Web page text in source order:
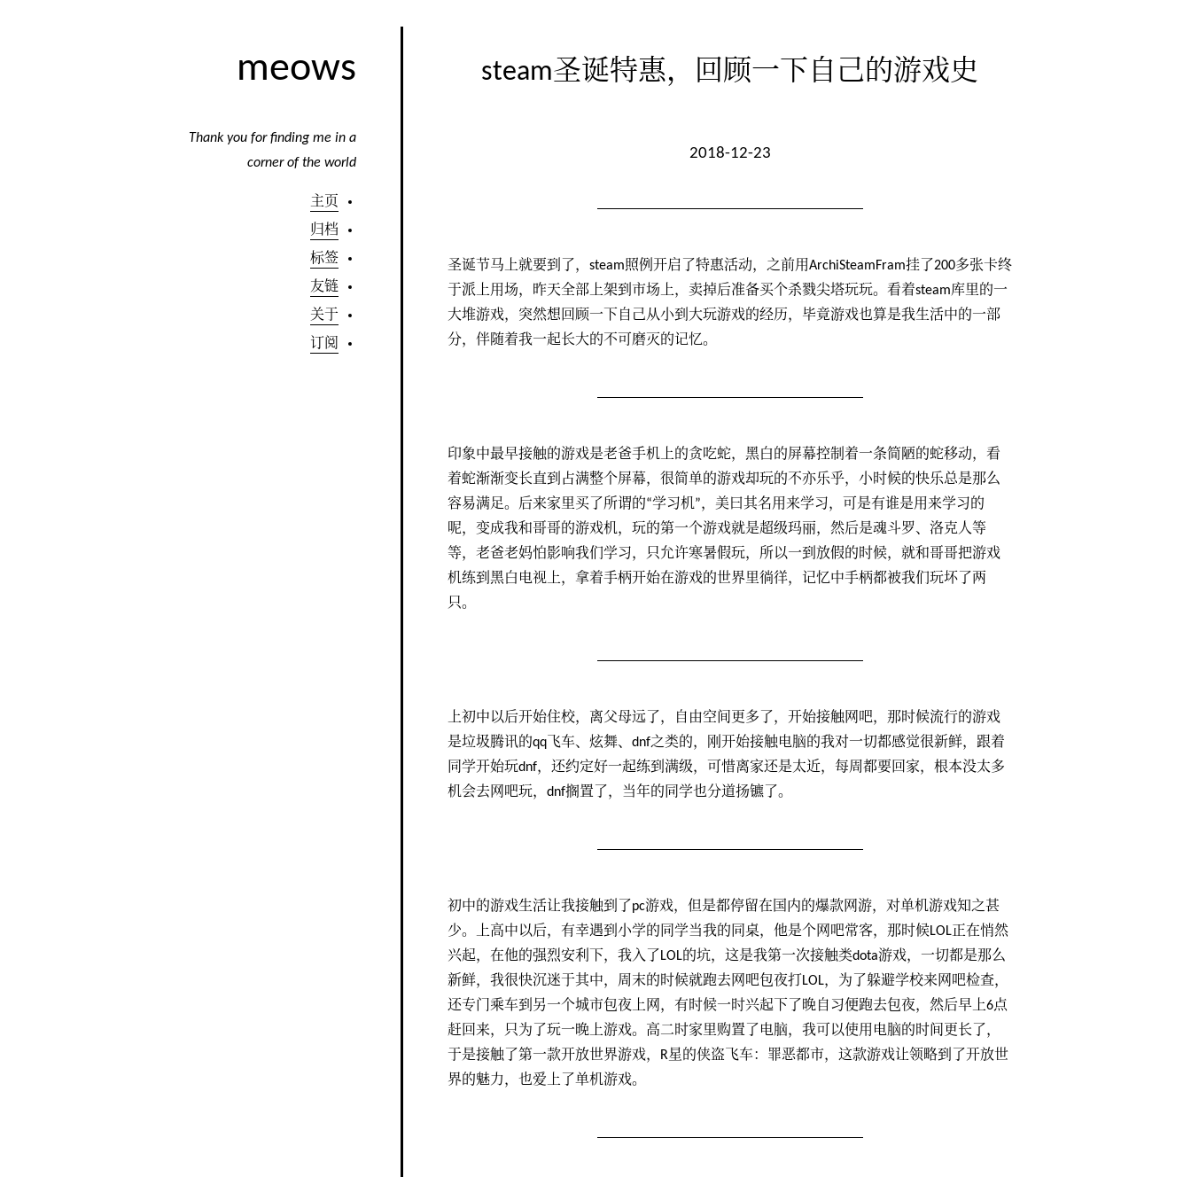
meows
Thank you for finding me in a
corner of the world
主页
归档
标签
友链
关于
订阅
steam圣诞特惠，回顾一下自己的游戏史
2018-12-23
圣诞节马上就要到了，steam照例开启了特惠活动，之前用ArchiSteamFram挂了200多张卡终
于派上用场，昨天全部上架到市场上，卖掉后准备买个杀戮尖塔玩玩。看着steam库里的一
大堆游戏，突然想回顾一下自己从小到大玩游戏的经历，毕竟游戏也算是我生活中的一部
分，伴随着我一起长大的不可磨灭的记忆。
印象中最早接触的游戏是老爸手机上的贪吃蛇，黑白的屏幕控制着一条简陋的蛇移动，看
着蛇渐渐变长直到占满整个屏幕，很简单的游戏却玩的不亦乐乎，小时候的快乐总是那么
容易满足。后来家里买了所谓的“学习机”，美曰其名用来学习，可是有谁是用来学习的
呢，变成我和哥哥的游戏机，玩的第一个游戏就是超级玛丽，然后是魂斗罗、洛克人等
等，老爸老妈怕影响我们学习，只允许寒暑假玩，所以一到放假的时候，就和哥哥把游戏
机练到黑白电视上，拿着手柄开始在游戏的世界里徜徉，记忆中手柄都被我们玩坏了两
只。
上初中以后开始住校，离父母远了，自由空间更多了，开始接触网吧，那时候流行的游戏
是垃圾腾讯的qq飞车、炫舞、dnf之类的，刚开始接触电脑的我对一切都感觉很新鲜，跟着
同学开始玩dnf，还约定好一起练到满级，可惜离家还是太近，每周都要回家，根本没太多
机会去网吧玩，dnf搁置了，当年的同学也分道扬镳了。
初中的游戏生活让我接触到了pc游戏，但是都停留在国内的爆款网游，对单机游戏知之甚
少。上高中以后，有幸遇到小学的同学当我的同桌，他是个网吧常客，那时候LOL正在悄然
兴起，在他的强烈安利下，我入了LOL的坑，这是我第一次接触类dota游戏，一切都是那么
新鲜，我很快沉迷于其中，周末的时候就跑去网吧包夜打LOL，为了躲避学校来网吧检查，
还专门乘车到另一个城市包夜上网，有时候一时兴起下了晚自习便跑去包夜，然后早上6点
赶回来，只为了玩一晚上游戏。高二时家里购置了电脑，我可以使用电脑的时间更长了，
于是接触了第一款开放世界游戏，R星的侠盗飞车：罪恶都市，这款游戏让领略到了开放世
界的魅力，也爱上了单机游戏。